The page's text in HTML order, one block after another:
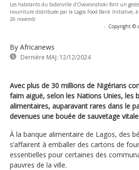
Les habitants du bidonville d'Oworonshoki font un
nourriture distribuée par la Lagos Food Bank Initiative, à
26 novemb
- Copyright ©
By Africanews
Dernière MAJ: 12/12/2024
Avec plus de 30 millions de Nigérians
faim aiguë, selon les Nations Unies, les
alimentaires, auparavant rares dans le
devenues une bouée de sauvetage
À la banque alimentaire de Lagos, des
s’affairent à emballer des cartons de
essentielles pour certaines des
pauvres de la ville.